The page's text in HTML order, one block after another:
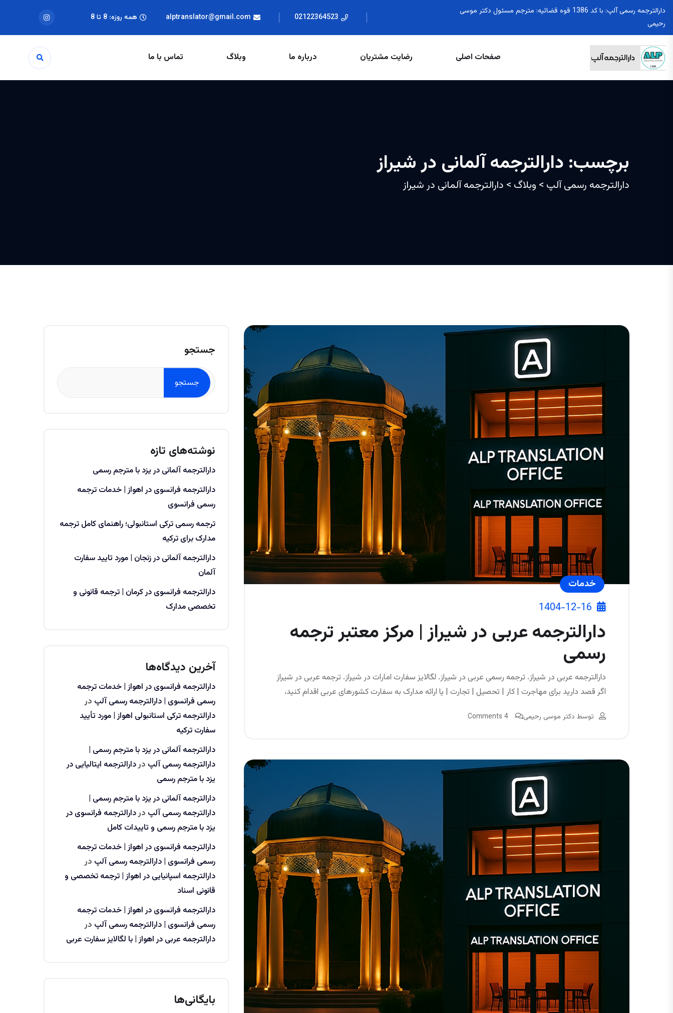
دارالترجمه رسمی آلپ: با کد 1386 قوه قضائیه: مترجم مسئول دکتر موسی
رحیمی
02122364523
alptranslator@gmail.com همه روزه: 8 تا 8
صفحات اصلی رضایت مشتریان درباره ما وبلاگ تماس با ما
برچسب: دارالترجمه آلمانی در شیراز
دارالترجمه رسمی آلپ > وبلاگ > دارالترجمه آلمانی در شیراز
خدمات
1404-12-16
دارالترجمه عربی در شیراز | مرکز معتبر ترجمه
رسمی
دارالترجمه عربی در شیراز. ترجمه رسمی عربی در شیراز. لگالایز سفارت امارات در شیراز. ترجمه عربی در شیراز
اگر قصد دارید برای مهاجرت | کار | تحصیل | تجارت | یا ارائه مدارک به سفارت کشورهای عربی اقدام کنید،
توسط دکتر موسی رحیمی 4 Comments
جستجو
جستجو
نوشته‌های تازه
دارالترجمه آلمانی در یزد با مترجم رسمی
دارالترجمه فرانسوی در اهواز | خدمات ترجمه
رسمی فرانسوی
ترجمه رسمی ترکی استانبولی؛ راهنمای کامل ترجمه
مدارک برای ترکیه
دارالترجمه آلمانی در زنجان | مورد تایید سفارت
آلمان
دارالترجمه فرانسوی در کرمان | ترجمه قانونی و
تخصصی مدارک
آخرین دیدگاه‌ها
دارالترجمه فرانسوی در اهواز | خدمات ترجمه
رسمی فرانسوی | دارالترجمه رسمی آلپ در
دارالترجمه ترکی استانبولی اهواز | مورد تأیید
سفارت ترکیه
دارالترجمه آلمانی در یزد با مترجم رسمی |
دارالترجمه رسمی آلپ دردارالترجمه ایتالیایی در
یزد با مترجم رسمی
دارالترجمه آلمانی در یزد با مترجم رسمی |
دارالترجمه رسمی آلپ دردارالترجمه فرانسوی در
یزد با مترجم رسمی و تاییدات کامل
دارالترجمه فرانسوی در اهواز | خدمات ترجمه
رسمی فرانسوی | دارالترجمه رسمی آلپ در
دارالترجمه اسپانیایی در اهواز | ترجمه تخصصی و
قانونی اسناد
دارالترجمه فرانسوی در اهواز | خدمات ترجمه
رسمی فرانسوی | دارالترجمه رسمی آلپ در
دارالترجمه عربی در اهواز | با لگالایز سفارت عربی
بایگانی‌ها